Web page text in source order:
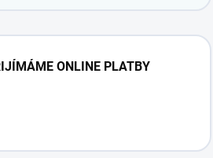
ONLINE PLATBY